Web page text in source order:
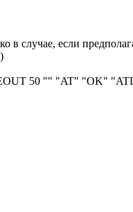
в случае, если
50 "" "AT" "OK"